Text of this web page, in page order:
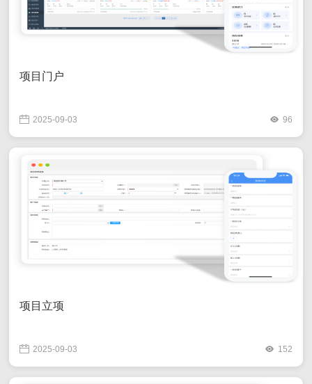
项目门户
2025-09-03 96
项目立项
2025-09-03 152